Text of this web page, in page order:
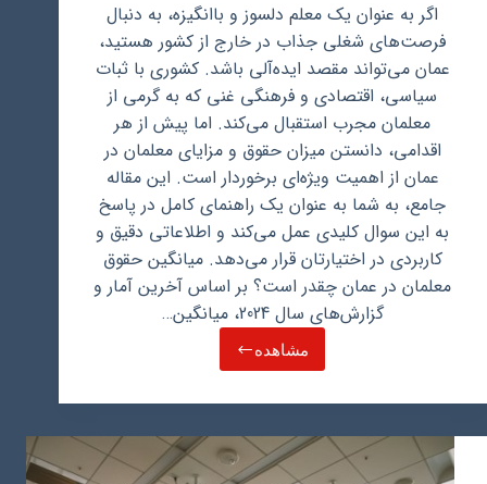
اگر به عنوان یک معلم دلسوز و باانگیزه، به دنبال
فرصت‌های شغلی جذاب در خارج از کشور هستید،
عمان می‌تواند مقصد ایده‌آلی باشد. کشوری با ثبات
سیاسی، اقتصادی و فرهنگی غنی که به گرمی از
معلمان مجرب استقبال می‌کند. اما پیش از هر
اقدامی، دانستن میزان حقوق و مزایای معلمان در
عمان از اهمیت ویژه‌ای برخوردار است. این مقاله
جامع، به شما به عنوان یک راهنمای کامل در پاسخ
به این سوال کلیدی عمل می‌کند و اطلاعاتی دقیق و
کاربردی در اختیارتان قرار می‌دهد. میانگین حقوق
معلمان در عمان چقدر است؟ بر اساس آخرین آمار و
گزارش‌های سال 2024، میانگین…
مشاهدهحقوق
در
چقدر
است؟